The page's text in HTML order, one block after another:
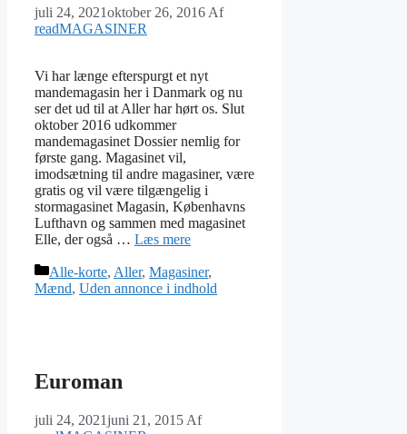
juli 24, 2021oktober 26, 2016 Af
readMAGASINER
Vi har længe efterspurgt et nyt
mandemagasin her i Danmark og nu
ser det ud til at Aller har hørt os. Slut
oktober 2016 udkommer
mandemagasinet Dossier nemlig for
første gang. Magasinet vil,
imodsætning til andre magasiner, være
gratis og vil være tilgængelig i
stormagasinet Magasin, Københavns
Lufthavn og sammen med magasinet
Elle, der også … Læs mere
Kategorier
Alle-korte, Aller, Magasiner,
Mænd, Uden annonce i indhold
Euroman
juli 24, 2021juni 21, 2015 Af